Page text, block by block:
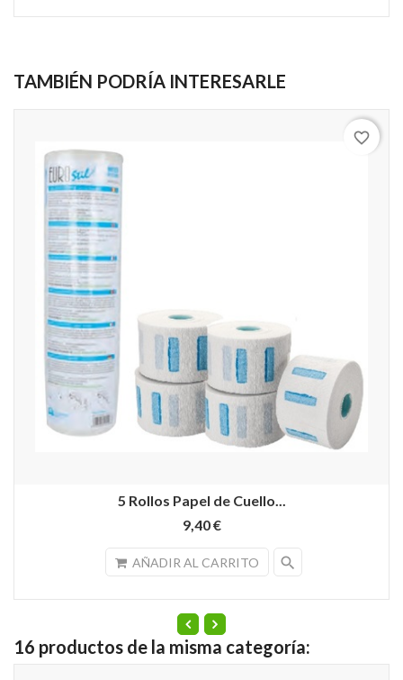
TAMBIÉN PODRÍA INTERESARLE
5 Rollos Papel de Cuello...
9,40 €
AÑADIR AL CARRITO search
favorite_border
16 productos de la misma categoría: